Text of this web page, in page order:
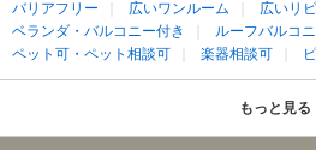
バリアフリー
広いワンルーム
広いリ
ベランダ・バルコニー付き
ルーフバルコ
ペット可・ペット相談可
楽器相談可
もっと見る